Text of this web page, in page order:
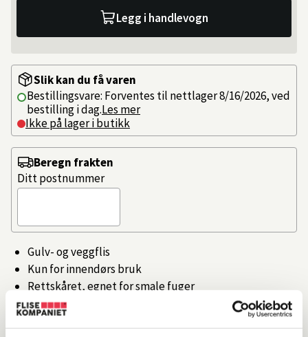
Legg i handlevogn
Slik kan du få varen
Bestillingsvare: Forventes til nettlager 8/16/2026, ved
bestilling i dag.Les mer
Ikke på lager i butikk
Gulv- og veggflis
Kun for innendørs bruk
Rettskåret, egnet for smale fuger
Tilgjengelig i flere farger og størrelser
Produsert i Italia
Beregn frakten
Ditt postnummer